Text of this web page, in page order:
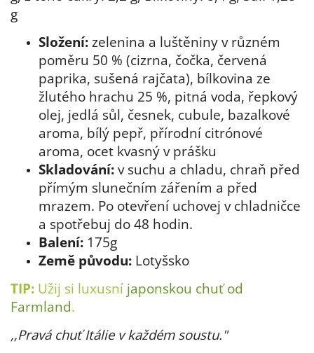
g
Složení: zelenina a luštěniny v různém
poměru 50 % (cizrna, čočka, červená
paprika, sušená rajčata), bílkovina ze
žlutého hrachu 25 %, pitná voda, řepkový
olej, jedlá sůl, česnek, cubule, bazalkové
aroma, bílý pepř, přírodní citrónové
aroma, ocet kvasný v prášku
Skladování: v suchu a chladu, chraň před
přímým slunečním zářením a před
mrazem. Po otevření uchovej v chladničce
a spotřebuj do 48 hodin.
Balení: 175g
Země původu: Lotyšsko
TIP: Užij si luxusní japonskou chuťod
Farmland.
,,Pravá chuť Itálie v každém soustu."